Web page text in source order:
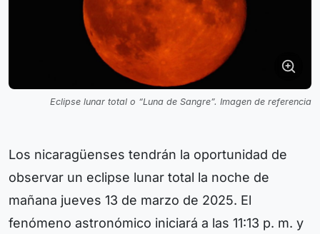
Eclipse lunar total o “Luna de Sangre”. Imagen de referencia
Los nicaragüenses tendrán la oportunidad de
observar un eclipse lunar total la noche de
mañana jueves 13 de marzo de 2025. El
fenómeno astronómico iniciará a las 11:13 p. m. y